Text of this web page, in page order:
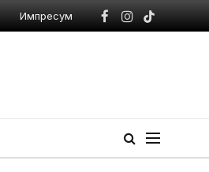
Импресум
Facebook
Instagram
TikTok